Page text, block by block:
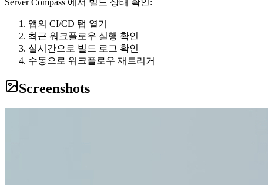
Server Compass 에서 빌드 상태 확인:
앱의 CI/CD 탭 열기
최근 워크플로우 실행 확인
실시간으로 빌드 로그 확인
수동으로 워크플로우 재트리거
Screenshots